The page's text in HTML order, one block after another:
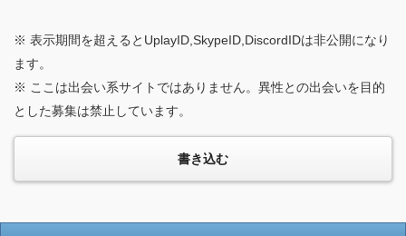
※ 表示期間を超えるとUplayID,SkypeID,DiscordIDは非公開になり
ます。
※ ここは出会い系サイトではありません。異性との出会いを目的
とした募集は禁止しています。